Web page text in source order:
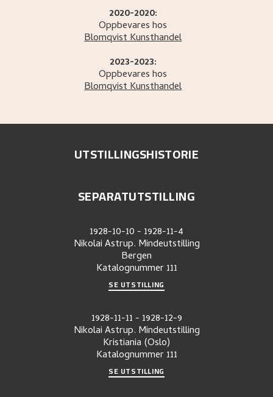
2020-2020:
Oppbevares hos
Blomqvist Kunsthandel
2023-2023:
Oppbevares hos
Blomqvist Kunsthandel
UTSTILLINGSHISTORIE
SEPARATUTSTILLING
1928-10-10- 1928-11-4
Nikolai Astrup. Mindeutstilling
Bergen
Katalognummer 111
SE UTSTILLING
1928-11-11- 1928-12-9
Nikolai Astrup. Mindeutstilling
Kristiania (Oslo)
Katalognummer 111
SE UTSTILLING